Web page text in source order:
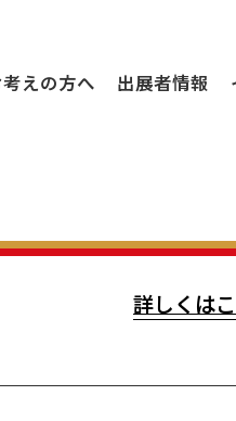
えの方へ 出展者情報
詳しくは